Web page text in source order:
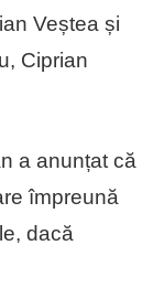
Veștea și
Ciprian
a anunțat că
împreună
dacă